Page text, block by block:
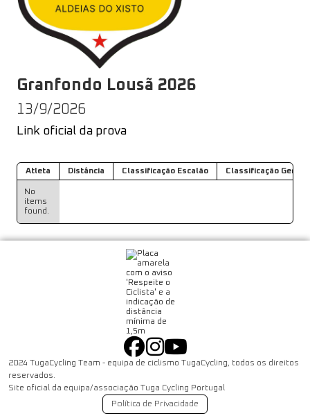
Granfondo Lousã 2026
13/9/2026
Link oficial da prova
Atleta Distância Classificação Escalão Classificação Geral
No
items
found.
2024 TugaCycling Team - equipa de ciclismo TugaCycling, todos os direitos
reservados.
Site oficial da equipa/associação Tuga Cycling Portugal
Política de Privacidade